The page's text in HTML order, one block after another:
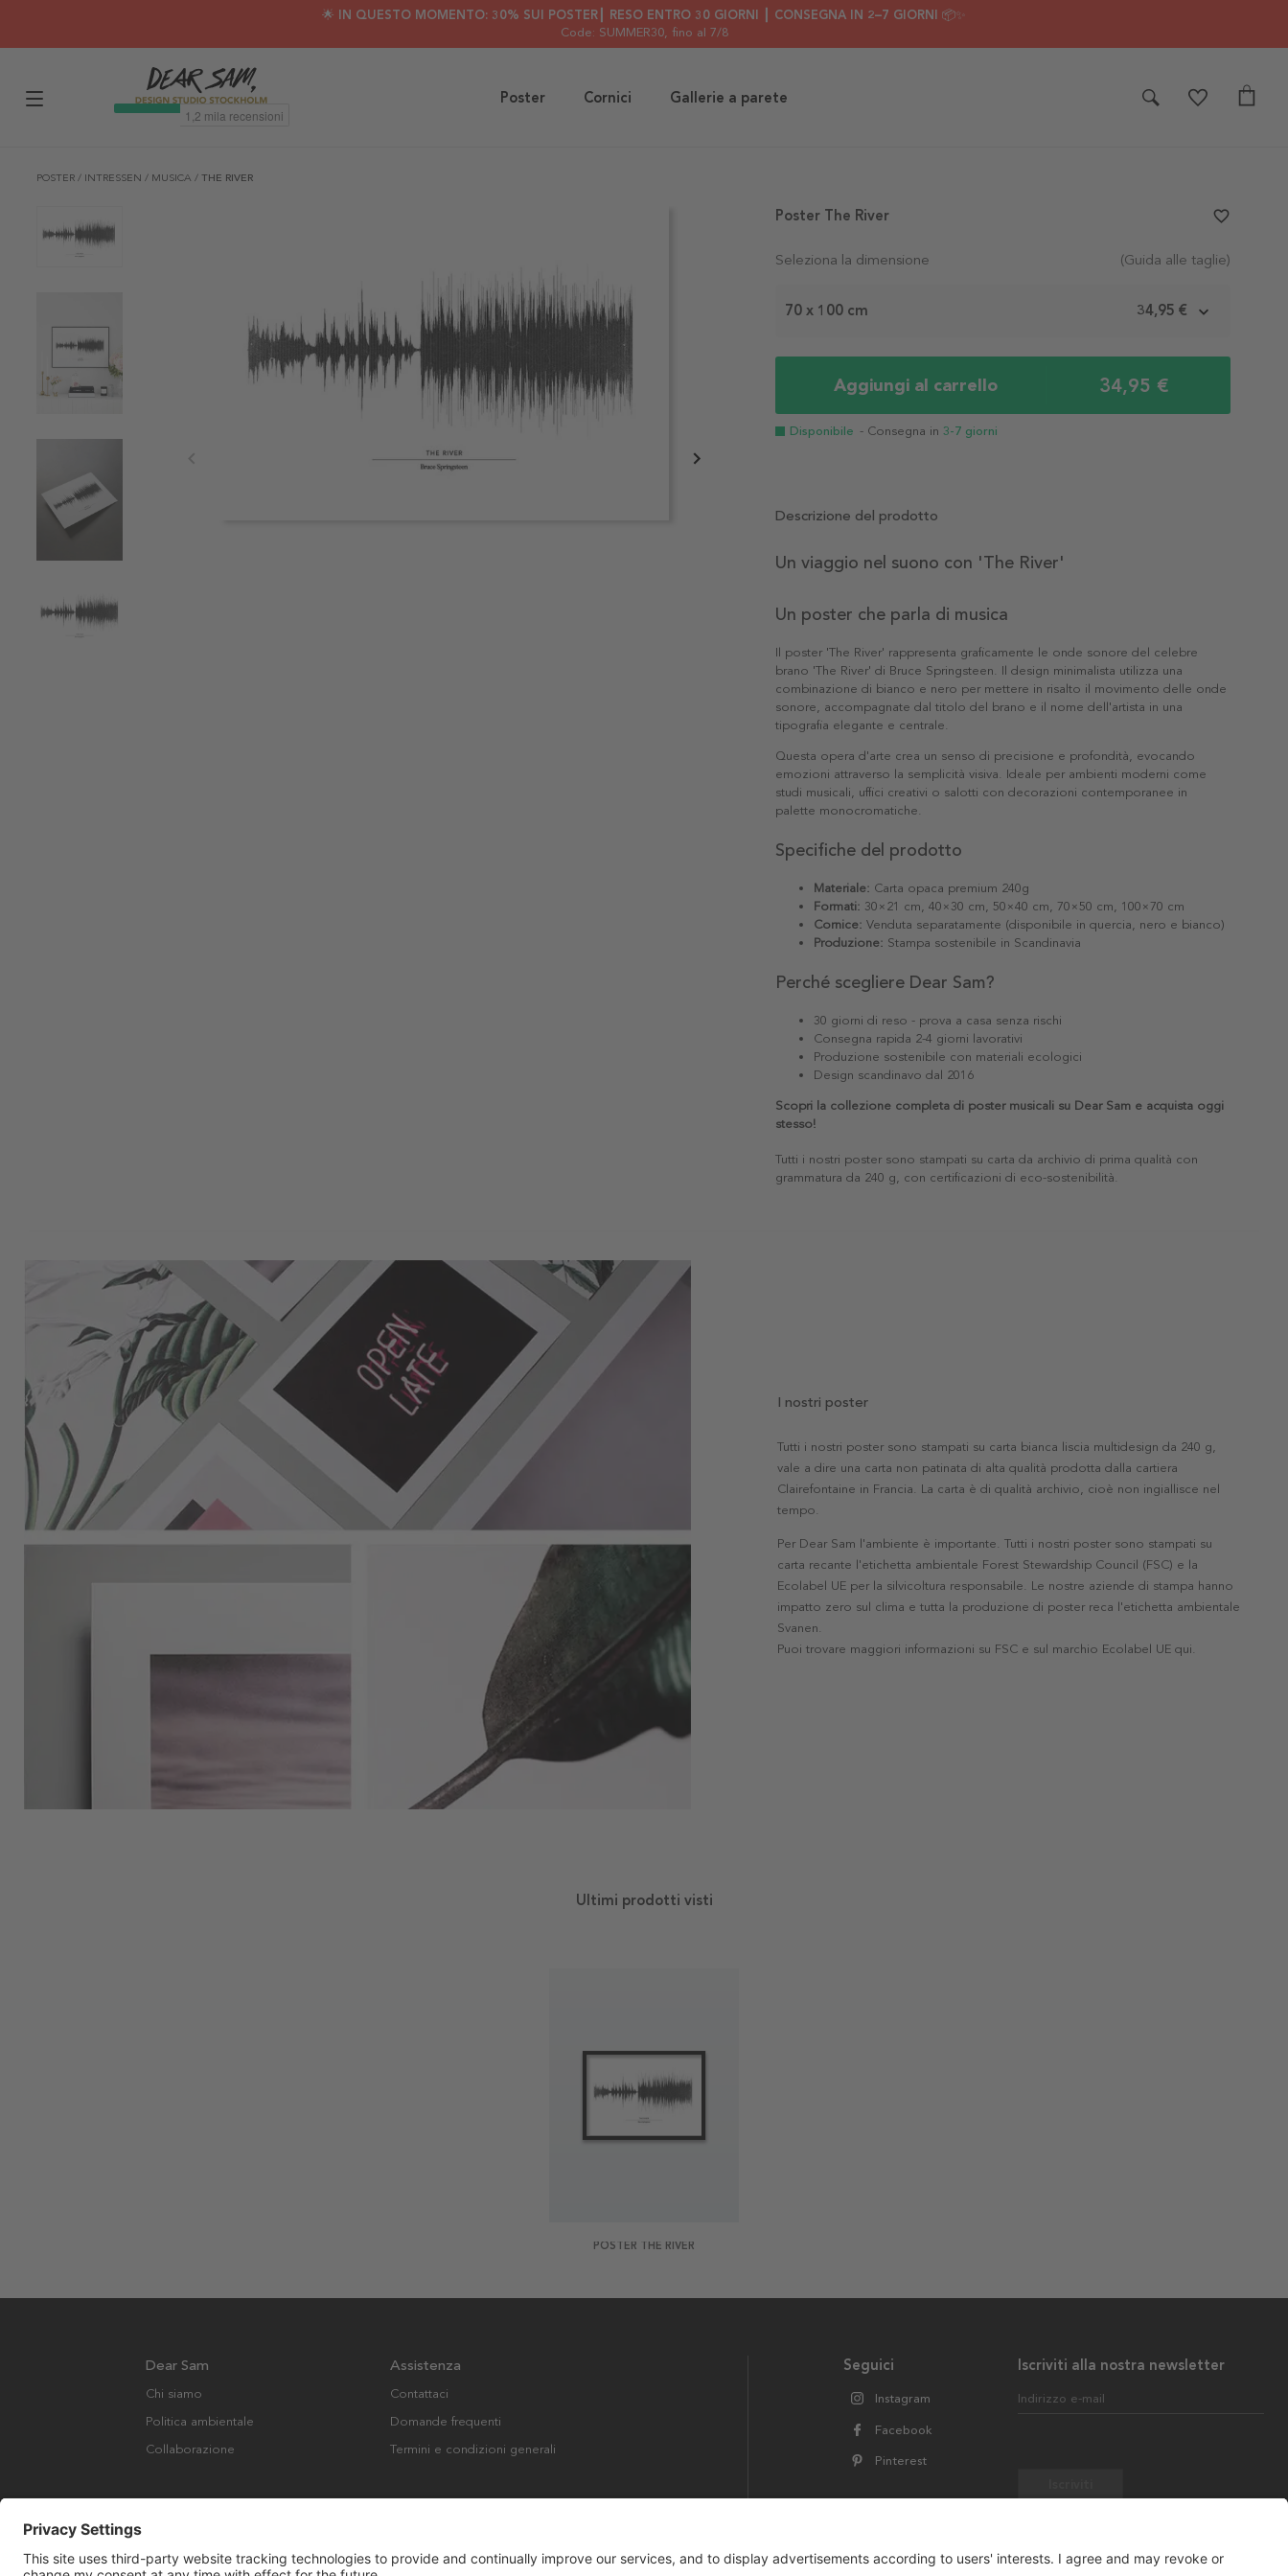
🌟 IN QUESTO MOMENTO: 30% SUI POSTER┃ RESO ENTRO 30 GIORNI ┃ CONSEGNA IN 2–7 GIORNI 📦✨
Code: SUMMER30, fino al 7/8
Poster Cornici Gallerie a parete
POSTER / INTRESSEN / MUSICA / THE RIVER
Seleziona la dimensione (Guida alle taglie)
70 x 100 cm 34,95 €
Aggiungi al carrello 34,95 €
Disponibile - Consegna in 3-7 giorni
Poster The River favorite_border
Descrizione del prodotto
Un viaggio nel suono con 'The River'
Un poster che parla di musica
Il poster 'The River' rappresenta graficamente le onde sonore del celebre
brano 'The River' di Bruce Springsteen. Il design minimalista utilizza una
combinazione di bianco e nero per mettere in risalto il movimento delle onde
sonore, accompagnate dal titolo del brano e il nome dell'artista in una
tipografia elegante e centrale.
Questa opera d'arte crea un senso di precisione e profondità, evocando
emozioni attraverso la semplicità visiva. Ideale per ambienti moderni come
studi musicali, uffici creativi o salotti con decorazioni contemporanee in
palette monocromatiche.
Specifiche del prodotto
Materiale: Carta opaca premium 240g
Formati: 30×21 cm, 40×30 cm, 50×40 cm, 70×50 cm, 100×70 cm
Cornice: Venduta separatamente (disponibile in quercia, nero e bianco)
Produzione: Stampa sostenibile in Scandinavia
Perché scegliere Dear Sam?
30 giorni di reso - prova a casa senza rischi
Consegna rapida 2-4 giorni lavorativi
Produzione sostenibile con materiali ecologici
Design scandinavo dal 2016
Scopri la collezione completa di poster musicali su Dear Sam e acquista oggi
stesso!
Tutti i nostri poster sono stampati su carta da archivio di prima qualità con
grammatura da 240 g, con certificazioni di eco-sostenibilità.
I nostri poster
Tutti i nostri poster sono stampati su carta bianca liscia multidesign da 240 g,
vale a dire una carta non patinata di alta qualità prodotta dalla cartiera
Clairefontaine in Francia. La carta è di qualità archivio, cioè non ingiallisce nel
tempo.
Per Dear Sam l'ambiente è importante. Tutti i nostri poster sono stampati su
carta recante l'etichetta ambientale Forest Stewardship Council (FSC) e la
Ecolabel UE per la silvicoltura responsabile. Le nostre aziende di stampa hanno
impatto zero sul clima e tutta la produzione di poster reca l'etichetta ambientale
Svanen.
Puoi trovare maggiori informazioni su FSC e sul marchio Ecolabel UE qui.
Ultimi prodotti visti
POSTER THE RIVER
Iscriviti alla nostra newsletter
Indirizzo e-mail
Seguici
Instagram
Facebook
Pinterest
Dear Sam
Chi siamo
Politica ambientale
Collaborazione
Assistenza
Contattaci
Domande frequenti
Termini e condizioni generali